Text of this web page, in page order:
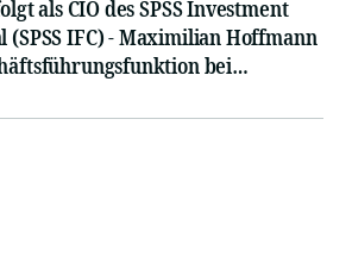
als CIO des SPSS Investment
(SPSS IFC) - Maximilian Hoffmann
bei
Deutschland